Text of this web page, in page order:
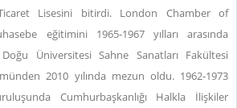
Lisesini bitirdi. London Chamber of
eğitimini 1965-1967 yılları arasında
Üniversitesi Sahne Sanatları Fakültesi
2010 yılında mezun oldu. 1962-1973
Cumhurbaşkanlığı Halkla İlişkiler